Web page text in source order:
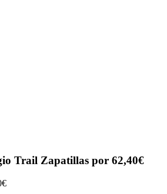
Trail Zapatillas por 62,40€